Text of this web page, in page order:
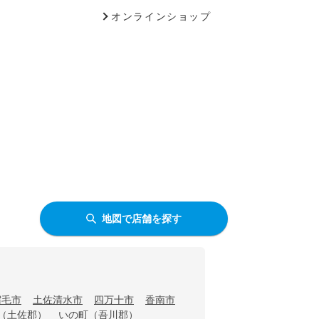
オンラインショップ
地図で店舗を探す
市 土佐清水市 四万十市
香南市
土佐郡）
いの町（吾川郡）